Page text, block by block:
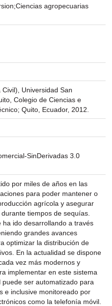
agropecuarias
Universidad San
Colegio de Ciencias e
Quito, Ecuador, 2012.
SinDerivadas 3.0
por miles de años en las
para poder mantener o
agrícola y asegurar
tiempos de sequías.
ha ido desarrollando a través
grandes avances
optimizar la distribución de
En la actualidad se dispone
vez más modernos y
implementar en este sistema
puede ser automatizado para
e inclusive monitoreado por
como la telefonía móvil.